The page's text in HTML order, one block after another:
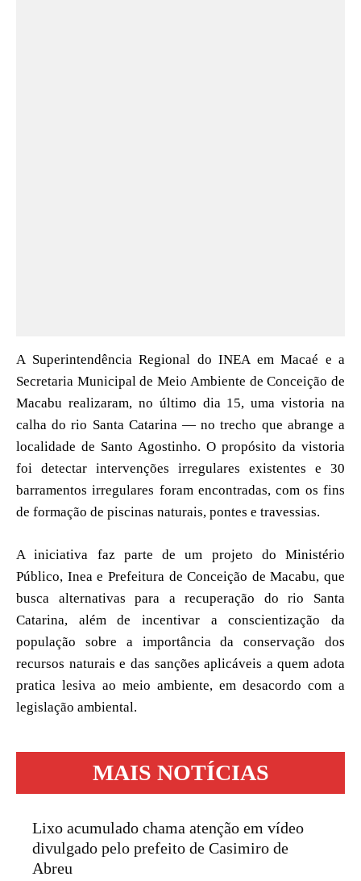
A Superintendência Regional do INEA em Macaé e a
Secretaria Municipal de Meio Ambiente de Conceição de
Macabu realizaram, no último dia 15, uma vistoria na
calha do rio Santa Catarina — no trecho que abrange a
localidade de Santo Agostinho. O propósito da vistoria
foi detectar intervenções irregulares existentes e 30
barramentos irregulares foram encontradas, com os fins
de formação de piscinas naturais, pontes e travessias.
A iniciativa faz parte de um projeto do Ministério
Público, Inea e Prefeitura de Conceição de Macabu, que
busca alternativas para a recuperação do rio Santa
Catarina, além de incentivar a conscientização da
população sobre a importância da conservação dos
recursos naturais e das sanções aplicáveis a quem adota
pratica lesiva ao meio ambiente, em desacordo com a
legislação ambiental.
MAIS NOTÍCIAS
Lixo acumulado chama atenção em vídeo
divulgado pelo prefeito de Casimiro de
Abreu